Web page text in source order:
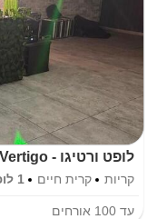
לופט ורטיגו - Loft Vertigo
קריות קרית חיים 1 לופט
עד 100 אורחים